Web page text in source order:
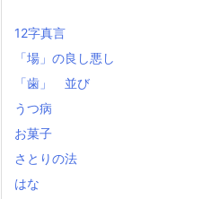
12字真言
「場」の良し悪し
「歯」 並び
うつ病
お菓子
さとりの法
はな